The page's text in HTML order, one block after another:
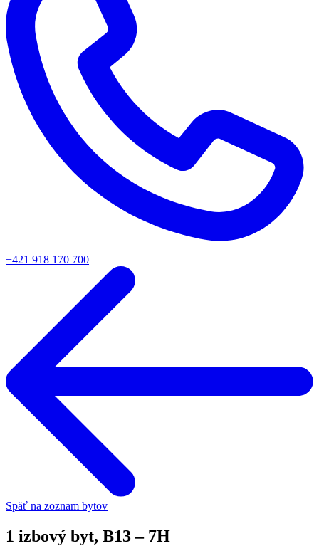
+421 918 170 700
Späť na zoznam bytov
1 izbový byt, B13 – 7H